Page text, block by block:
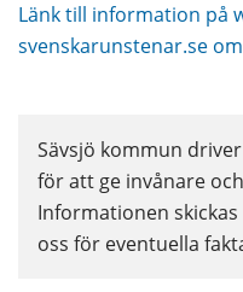
Länk till information på
svenskarunstenar.se
Sävsjö kommun
för att ge invånare
Informationen
oss för eventuella